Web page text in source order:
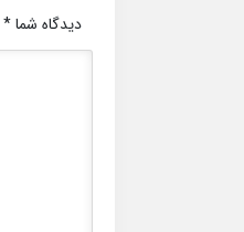
دیدگاه شما*